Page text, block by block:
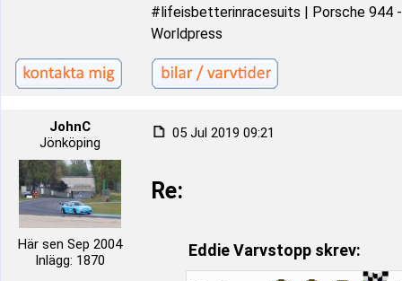
#lifeisbetterinracesuits | Porsche 944
Worldpress
JohnC
Jönköping
Här sen Sep 2004
Inlägg: 1870
05 Jul 2019 09:21
Re:
Eddie Varvstopp skrev: